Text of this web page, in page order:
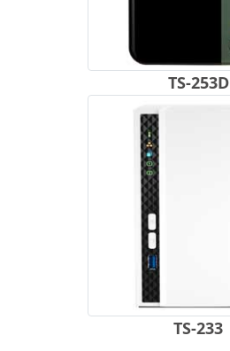
TS-253D
TS-233